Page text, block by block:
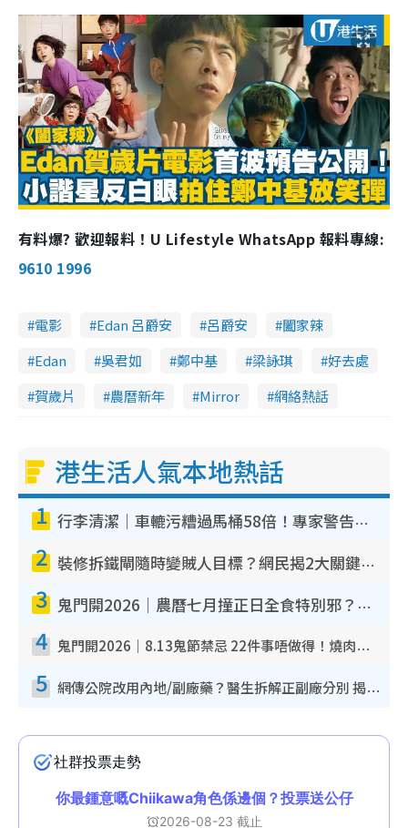
有料爆? 歡迎報料！U Lifestyle WhatsApp 報料專線:
9610 1996
電影 Edan 呂爵安 呂爵安
闔家辣
Edan
吳君如 鄭中基 梁詠琪
好去處
賀歲片
農曆新年 Mirror 網絡熱話
港生活人氣本地熱話
1 行李清潔｜車轆污糟過馬桶58倍！專家警告忌用酒精抹 教1招免污手除菌
2 裝修拆鐵閘隨時變賊人目標？網民揭2大關鍵用途：裝新式等於白裝？附新舊鐵閘分別
3 鬼門開2026｜農曆七月撞正日全食特別邪？專家警告切忌做一事！揭4大禁忌+2招保平安
4 鬼門開2026｜8.13鬼節禁忌 22件事唔做得！燒肉、刺身要少食？半夜勿吹口哨/打呢個電話
5 網傳公院改用內地/副廠藥？醫生拆解正副廠分別 揭4類人換藥隨時出事